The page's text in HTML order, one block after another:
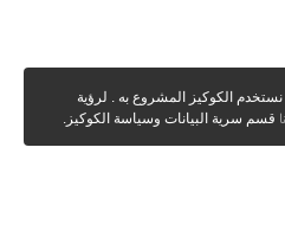
الكوكيز المشروع به . لرؤية
قسم سرية البيانات وسياسة الكوكيز.